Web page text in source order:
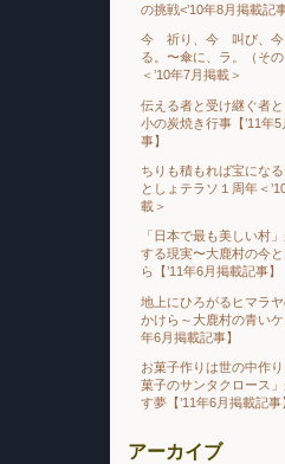
の挑戦<’10年8月掲載記
今 祈り、今 叫び、
る。〜傘に、ラ。（その
＜’10年7月掲載＞
伝える者と受け継ぐ者
小の炭焼き行事【’11年
事】
ちりも積もれば宝にな
としょテラソ１周年＜
載＞
「日本で最も美しい村
する現実〜大鹿村の今
ら【’11年6月掲載記事】
地上にひろがるヒマラ
かけら～大鹿村の青いケ
年6月掲載記事】
お菓子作りは世の中作
菓子のサンタクロース
す夢【’11年6月掲載記事
アーカイブ